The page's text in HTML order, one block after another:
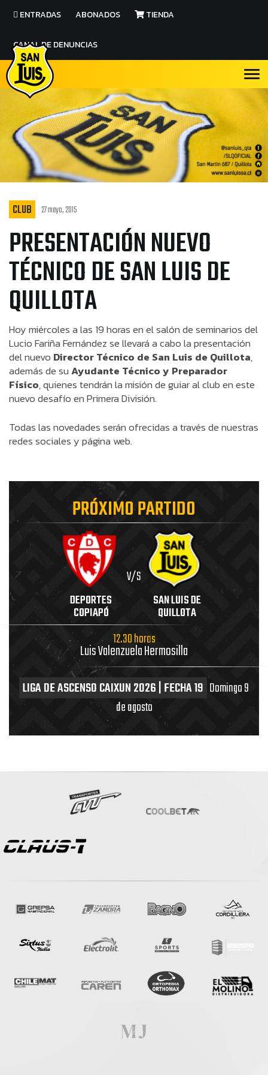
ENTRADAS ABONADOS TIENDA
CANAL DE DENUNCIAS
CLUB 27 mayo, 2015
PRESENTACIÓN NUEVO
TÉCNICO DE SAN LUIS DE
QUILLOTA
Hoy miércoles a las 19 horas en el salón de seminarios del
Lucio Fariña Fernández se llevará a cabo la presentación
del nuevo Director Técnico de San Luis de Quillota,
además de su Ayudante Técnico y Preparador
Físico, quienes tendrán la misión de guiar al club en este
nuevo desafío en Primera División.
Todas las novedades serán ofrecidas a través de nuestras
redes sociales y página web.
PRÓXIMO PARTIDO
DEPORTES
COPIAPÓ
V/S
SAN LUIS DE
QUILLOTA
12.30 horas
Luis Valenzuela Hermosilla
LIGA DE ASCENSO CAIXUN 2026 | FECHA 19 Domingo 9
de agosto